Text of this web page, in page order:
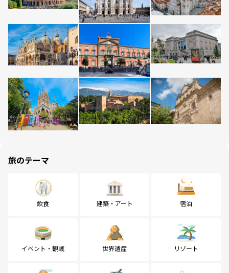
旅のテーマ
飲食 建築・アート 宿泊
イベント・観戦 世界遺産 リゾート